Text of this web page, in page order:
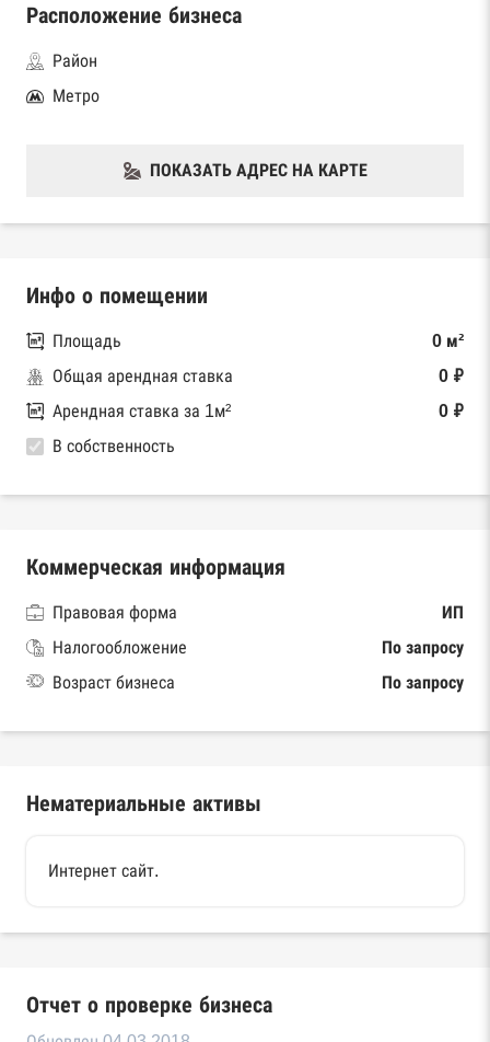
Расположение бизнеса
Район
Метро
ПОКАЗАТЬ АДРЕС НА КАРТЕ
Инфо о помещении
Площадь
0 м²
Общая арендная ставка
0 ₽
Арендная ставка за 1м²
0 ₽
В собственность
Коммерческая информация
Правовая форма
ИП
Налогообложение
По запросу
Возраст бизнеса
По запросу
Нематериальные активы
Интернет сайт.
Отчет о проверке бизнеса